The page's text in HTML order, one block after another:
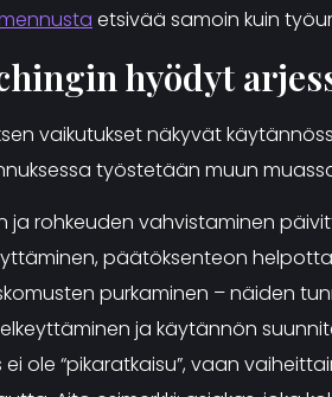
etsivää samoin kuin
hyödyt
vaikutukset näkyvät
työstetään muun
ja rohkeuden vahvistaminen
päätöksenteon
purkaminen – näiden
ja käytännön
ole “pikaratkaisu”, vaan